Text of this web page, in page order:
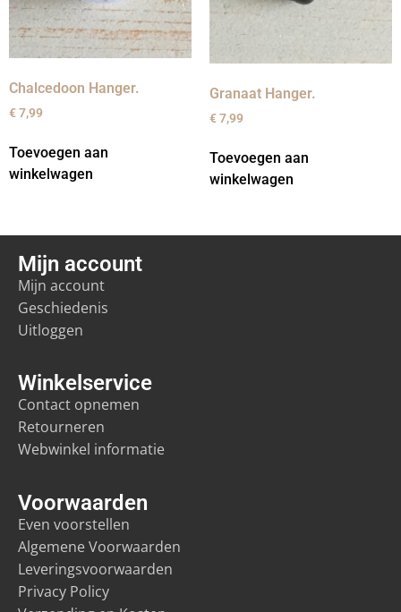
Chalcedoon Hanger.
€7,99
Toevoegen aan
winkelwagen
Granaat Hanger.
€7,99
Toevoegen aan
winkelwagen
Voorwaarden
Even voorstellen
Algemene Voorwaarden
Leveringsvoorwaarden
Privacy Policy
Winkelservice
Contact opnemen
Retourneren
Webwinkel informatie
Mijn account
Mijn account
Geschiedenis
Uitloggen